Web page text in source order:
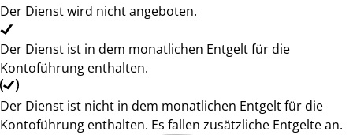
Der Dienst wird nicht angeboten.
Der Dienst ist in dem monatlichen Entgelt für die
Kontoführung enthalten.
Der Dienst ist nicht in dem monatlichen Entgelt für die
Kontoführung enthalten. Es fallen zusätzliche Entgelte an.